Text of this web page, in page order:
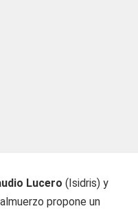
Lucero (Isidris) y
propone un